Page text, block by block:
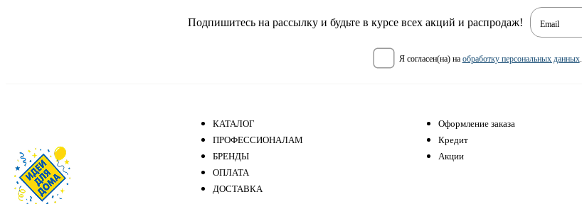
Подпишитесь на рассылку и будьте в курсе всех акций и распродаж! Email
я согласен(на) на обработку персональных данных.
КАТАЛОГ
ПРОФЕССИОНАЛАМ
БРЕНДЫ
ОПЛАТА
ДОСТАВКА
Оформление заказа
Кредит
Акции